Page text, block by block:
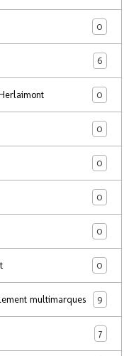
0
6
0
0
0
0
0
0
multimarques 9
7